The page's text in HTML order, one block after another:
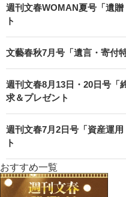
週刊文春WOMAN夏号「遺
ト
文藝春秋7月号「遺言・寄付
週刊文春8月13日・20日号「
求＆プレゼント
週刊文春7月2日号「資産運
ト
おすすめ一覧